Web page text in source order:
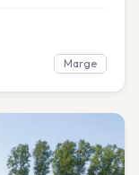
Marge